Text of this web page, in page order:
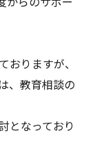
りますが、
、教育相談の
となっており